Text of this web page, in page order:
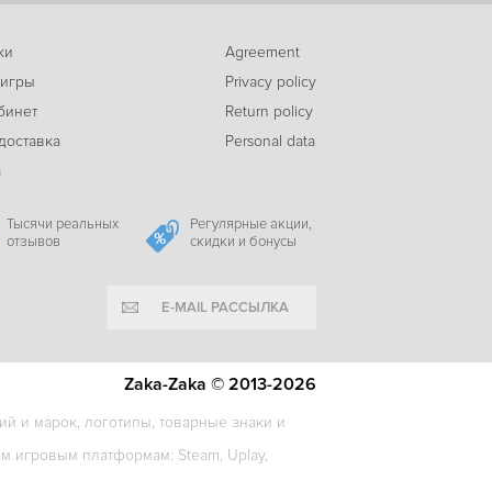
-31%
Warhammer 40,000 Inquisitor Martyr Definitive Edition1995c
Agreement
Privacy policy
Return policy
Personal data
Тысячи реальных
отзывов
Регулярные акции,
скидки и бонусы
E-MAIL РАССЫЛКА
и марок, логотипы, товарные знаки и
игровым платформам: Steam, Uplay,
Zaka-Zaka © 2013-2026